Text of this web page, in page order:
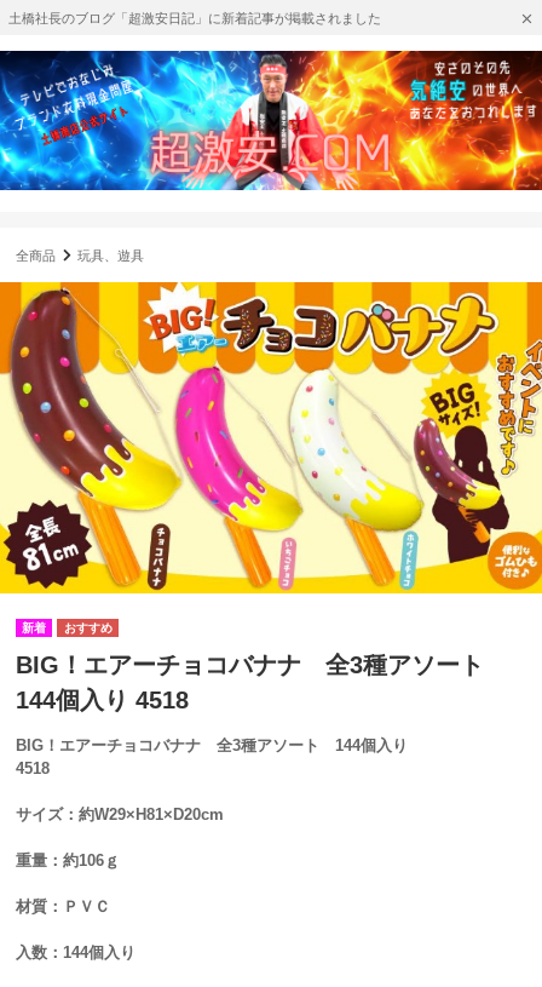
土橋社長のブログ「超激安日記」に新着記事が掲載されました
全商品 玩具、遊具
BIG！エアーチョコバナナ 全3種アソート
144個入り 4518
BIG！エアーチョコバナナ 全3種アソート 144個入り
4518
サイズ：約W29×H81×D20cm
重量：約106ｇ
材質：ＰＶＣ
入数：144個入り